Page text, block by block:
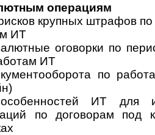
операциям
крупных штрафов по
ИТ
оговорки по
ИТ
по
ИТ для
по договорам под